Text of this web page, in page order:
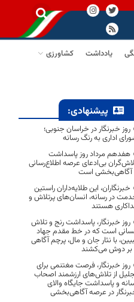
یادداشت
کشاورزی
پیشنهادی:
روز خبرنگار در خراسان جنوبی؛
اداری به رنگ رسانه
هفدهم مرداد روز پاسداشت
بی‌ادعای عرصه اطلاع‌رسانی
آگاهی‌بخشی است
خبرنگاران، این طلایه‌داران راستین
در رسانه، انسان‌های پرتلاش و
هستند
روز خبرنگار، پاسداشت رنج و تلاش
است که در خط مقدم جهاد
با نثار جان و مال، پرچم آگاهی
بر دوش می‌کشند
روز خبرنگار، فرصت مغتنمی برای
از تلاش‌های ارزشمند اصحاب
و پاسداشت جایگاه والای
در عرصه آگاهی‌بخشی